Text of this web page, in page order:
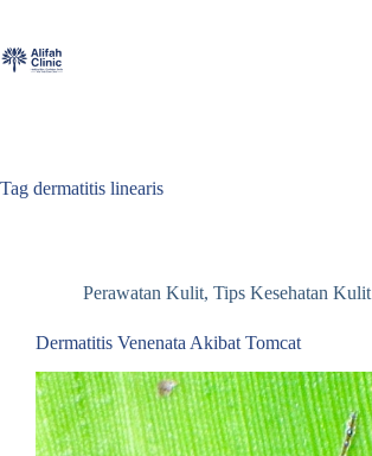
content
Tag dermatitis linearis
Perawatan Kulit, Tips Kesehatan Kulit
Dermatitis Venenata Akibat Tomcat